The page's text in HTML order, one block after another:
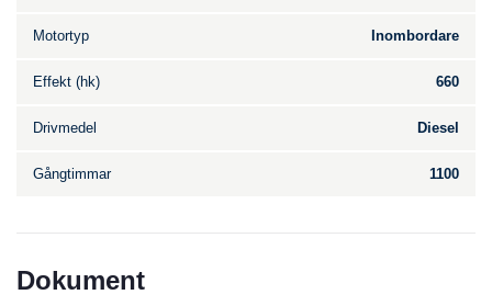
Motortyp Inombordare
Effekt (hk) 660
Drivmedel Diesel
Gångtimmar 1100
Dokument